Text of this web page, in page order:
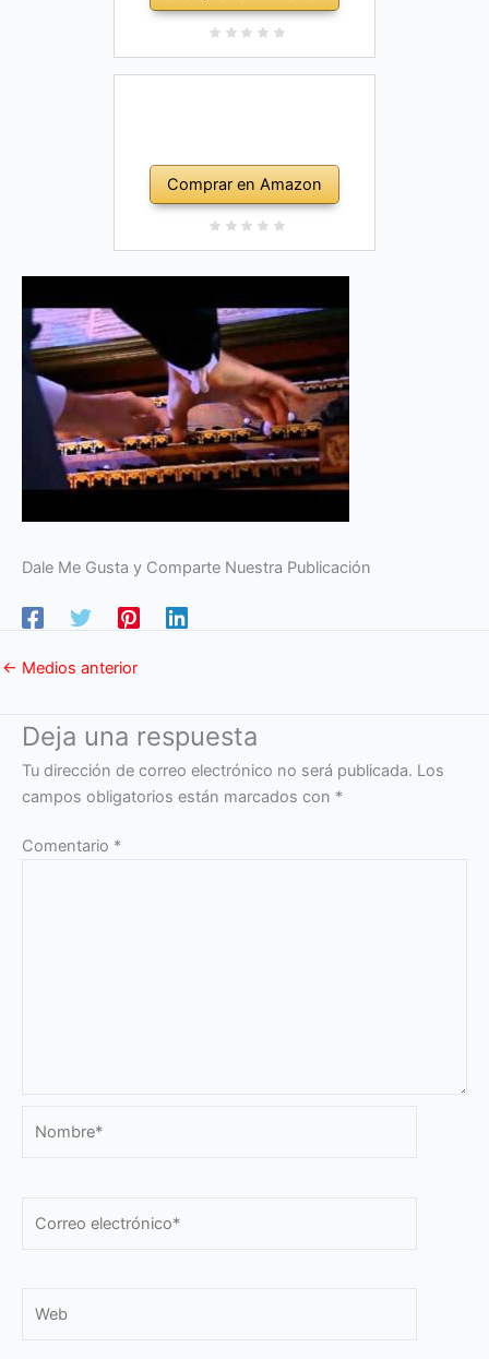
Comprar en Amazon
Dale Me Gusta y Comparte Nuestra Publicación
← Medios anterior
Deja una respuesta
Tu dirección de correo electrónico no será publicada. Los
campos obligatorios están marcados con *
Comentario *
electrónico*